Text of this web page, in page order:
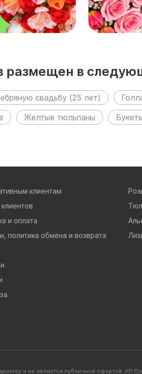
размещен в
свадьбу (25 лет)
Желтые тюльпаны
клиентам
и оплата
политика обмена и возврата
и не является публичной офертой.